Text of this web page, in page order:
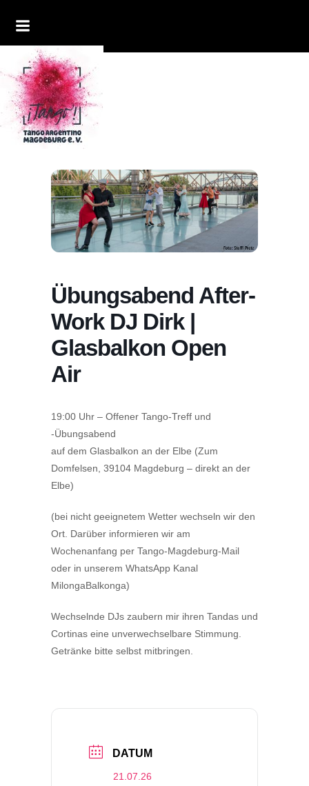
Übungsabend After-
Work DJ Dirk |
Glasbalkon Open
Air
19:00 Uhr – Offener Tango-Treff und
-Übungsabend
auf dem Glasbalkon an der Elbe (Zum
Domfelsen, 39104 Magdeburg – direkt an der
Elbe)
(bei nicht geeignetem Wetter wechseln wir den
Ort. Darüber informieren wir am
Wochenanfang per Tango-Magdeburg-Mail
oder in unserem WhatsApp Kanal
MilongaBalkonga)
Wechselnde DJs zaubern mir ihren Tandas und
Cortinas eine unverwechselbare Stimmung.
Getränke bitte selbst mitbringen.
DATUM
21.07.26